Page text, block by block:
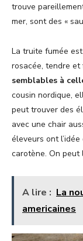
trouve
mer, sont des «
La truite fumée
rosacée, tendre
semblables à
cousin nordique,
peut trouver des
avec une chair
éleveurs ont
carotène. On peut
A lire : La
americaines